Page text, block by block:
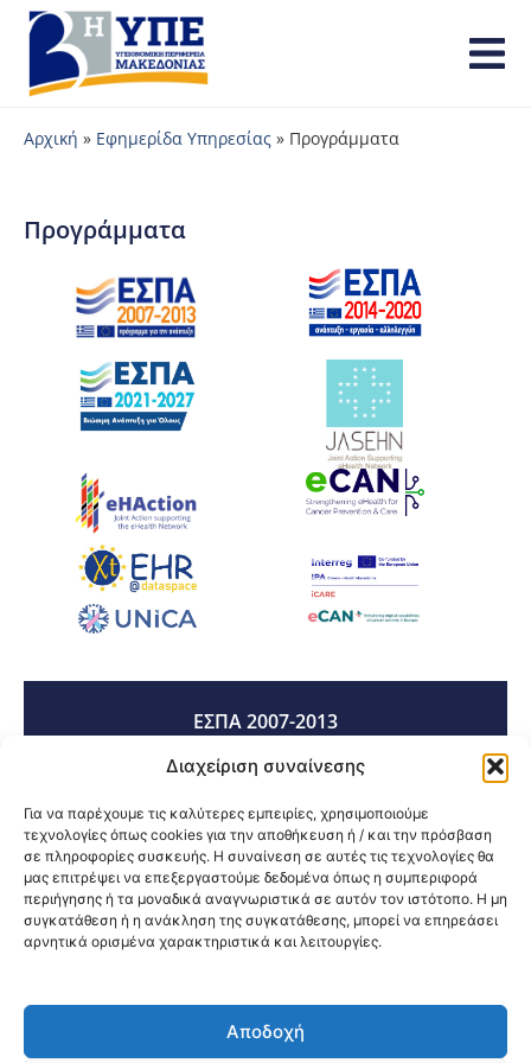
Διαχείριση συναίνεσης
Για να παρέχουμε τις καλύτερες εμπειρίες, χρησιμοποιούμε
τεχνολογίες όπως cookies για την αποθήκευση ή / και την πρόσβαση
σε πληροφορίες συσκευής. Η συναίνεση σε αυτές τις τεχνολογίες θα
μας επιτρέψει να επεξεργαστούμε δεδομένα όπως η συμπεριφορά
περιήγησης ή τα μοναδικά αναγνωριστικά σε αυτόν τον ιστότοπο. Η μη
συγκατάθεση ή η ανάκληση της συγκατάθεσης, μπορεί να επηρεάσει
αρνητικά ορισμένα χαρακτηριστικά και λειτουργίες.
Αποδοχή
Αρχική » Εφημερίδα Υπηρεσίας » Προγράμματα
Προγράμματα
ΕΣΠΑ 2007-2013
ΕΣΠΑ 2014-2020
ΕΣΠΑ 2021-2027
@2026 3ype.gr All rights reserved